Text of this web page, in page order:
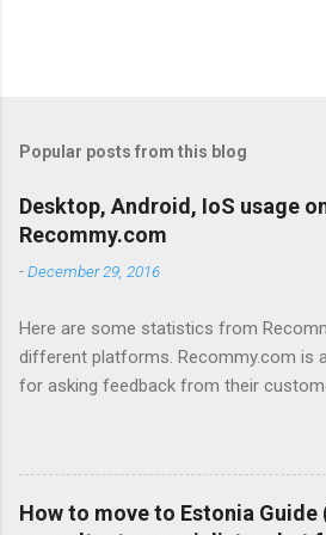
Popular posts from this blog
Desktop, Android, IoS usage
Recommy.com
-December 29, 2016
Here are some statistics from
different platforms. Recommy.com is
for asking feedback from their
customers with an E-mail. The
E-mail and go to the Recommy
questionnaire and give feedback to the
some general statistics about the
How to move to Estonia Guide